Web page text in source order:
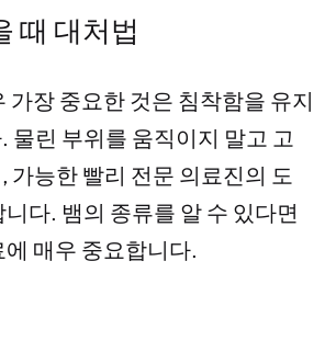
때 대처법
가장 중요한 것은 침착함을 유지
물린 부위를 움직이지 말고 고
가능한 빨리 전문 의료진의 도
다. 뱀의 종류를 알 수 있다면
매우 중요합니다.